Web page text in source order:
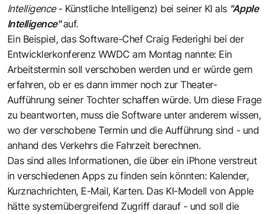
Intelligence- Künstliche Intelligenz) bei seiner KI als "Apple
Intelligence"auf.
Ein Beispiel, das Software-Chef Craig Federighi bei der
Entwicklerkonferenz WWDC am Montag nannte: Ein
Arbeitstermin soll verschoben werden und er würde gern
erfahren, ob er es dann immer noch zur Theater-
Aufführung seiner Tochter schaffen würde. Um diese Frage
zu beantworten, muss die Software unter anderem wissen,
wo der verschobene Termin und die Aufführung sind - und
anhand des Verkehrs die Fahrzeit berechnen.
Das sind alles Informationen, die über ein iPhone verstreut
in verschiedenen Apps zu finden sein könnten: Kalender,
Kurznachrichten, E-Mail, Karten. Das KI-Modell von Apple
hätte systemübergreifend Zugriff darauf - und soll die